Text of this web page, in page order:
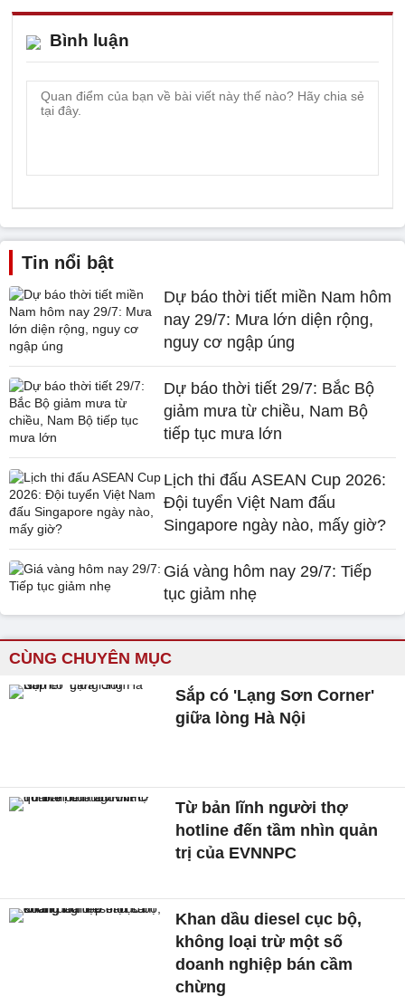
Bình luận
Tin nổi bật
Dự báo thời tiết miền Nam hôm
nay 29/7: Mưa lớn diện rộng,
nguy cơ ngập úng
Dự báo thời tiết 29/7: Bắc Bộ
giảm mưa từ chiều, Nam Bộ
tiếp tục mưa lớn
Lịch thi đấu ASEAN Cup 2026:
Đội tuyển Việt Nam đấu
Singapore ngày nào, mấy giờ?
Giá vàng hôm nay 29/7: Tiếp
tục giảm nhẹ
CÙNG CHUYÊN MỤC
Sắp có 'Lạng Sơn Corner'
giữa lòng Hà Nội
Từ bản lĩnh người thợ
hotline đến tầm nhìn quản
trị của EVNNPC
Khan dầu diesel cục bộ,
không loại trừ một số
doanh nghiệp bán cầm
chừng